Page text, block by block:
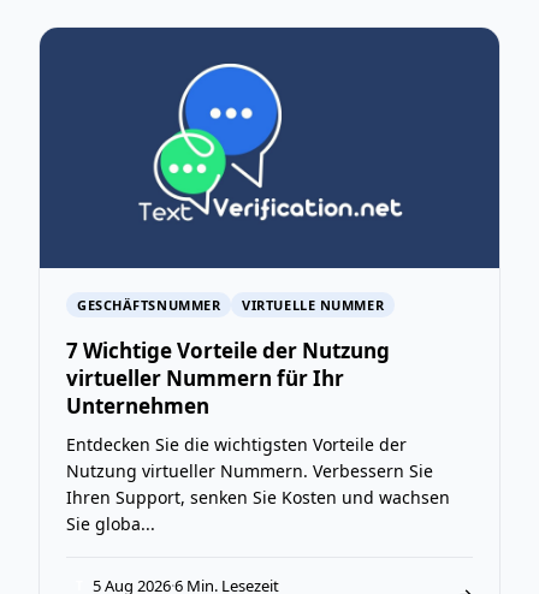
GESCHÄFTSNUMMER VIRTUELLE NUMMER
7 Wichtige Vorteile der Nutzung
virtueller Nummern für Ihr
Unternehmen
Entdecken Sie die wichtigsten Vorteile der
Nutzung virtueller Nummern. Verbessern Sie
Ihren Support, senken Sie Kosten und wachsen
Sie globa...
5 Aug 2026·6 Min. Lesezeit